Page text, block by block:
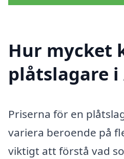
Hur mycket
plåtslagare i
Priserna för en
variera beroende på
viktigt att förstå vad